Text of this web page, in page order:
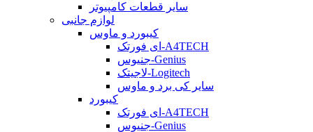
سایر قطعات کامپیوتر
لوازم جانبی
کیبورد و ماوس
ای فورتک-A4TECH
جنیوس-Genius
لاجیتک-Logitech
سایر کی برد و ماوس
کیبورد
ای فورتک-A4TECH
جنیوس-Genius